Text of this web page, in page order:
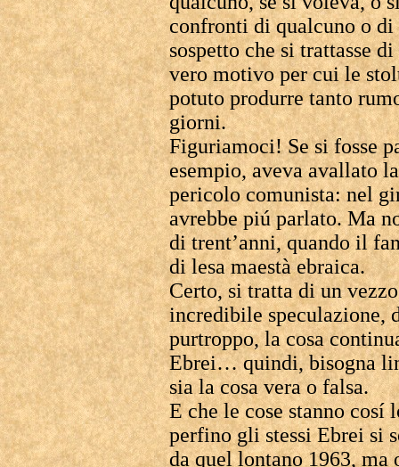
confronti di qualcuno o di
sospetto che si trattasse
vero motivo per cui le
potuto produrre tanto
giorni.
Figuriamoci! Se si fosse
esempio, aveva avallato
pericolo comunista: nel
avrebbe piú parlato. Ma
di trent’anni, quando il
di lesa maestà ebraica.
Certo, si tratta di un
incredibile speculazione,
purtroppo, la cosa
Ebrei… quindi, bisogna
sia la cosa vera o falsa.
E che le cose stanno
perfino gli stessi Ebrei si
da quel lontano 1963,